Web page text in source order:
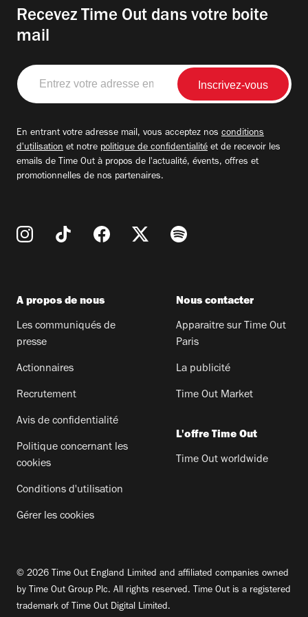
Recevez Time Out dans votre boite
mail
Entrez
votre
adresse
En entrant votre adresse mail, vous acceptez nos conditions
d'utilisation et notre politique de confidentialité et de recevoir les
emails de Time Out à propos de l'actualité, évents, offres et
promotionnelles de nos partenaires.
A propos de nous
Les communiqués de
presse
Actionnaires
Recrutement
Avis de confidentialité
Politique concernant les
cookies
Conditions d'utilisation
Gérer les cookies
Nous contacter
Apparaitre sur Time Out
Paris
La publicité
Time Out Market
L'offre Time Out
Time Out worldwide
© 2026 Time Out England Limited and affiliated companies owned
by Time Out Group Plc. All rights reserved. Time Out is a registered
trademark of Time Out Digital Limited.